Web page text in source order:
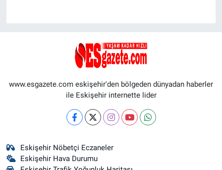
www.esgazete.com eskişehir'den bölgeden dünyadan haberler
ile Eskişehir internette lider
Eskişehir Nöbetçi Eczaneler
Eskişehir Hava Durumu